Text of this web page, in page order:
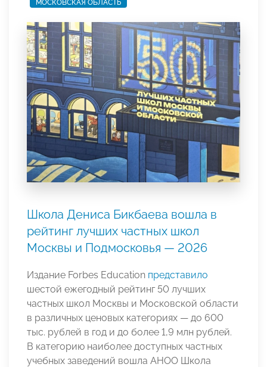
МОСКОВСКАЯ ОБЛАСТЬ
Школа Дениса Бикбаева вошла в
рейтинг лучших частных школ
Москвы и Подмосковья — 2026
Издание Forbes Education представило
шестой ежегодный рейтинг 50 лучших
частных школ Москвы и Московской области
в различных ценовых категориях — до 600
тыс. рублей в год и до более 1,9 млн рублей.
В категорию наиболее доступных частных
учебных заведений вошла АНОО Школа